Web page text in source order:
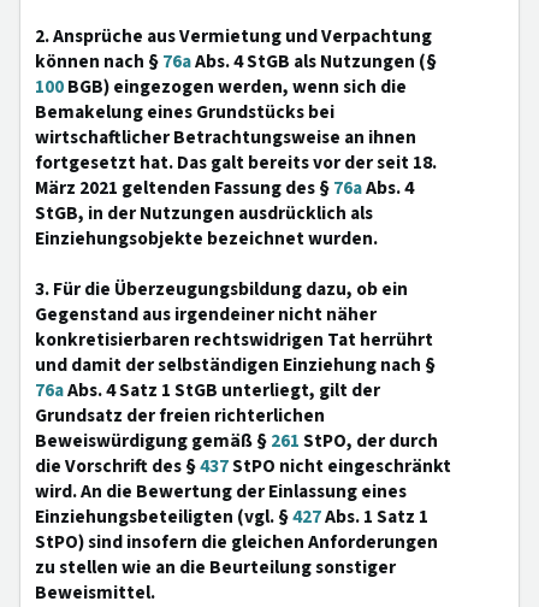
2. Ansprüche aus Vermietung und Verpachtung
können nach §76aAbs. 4 StGB als Nutzungen (§
100BGB) eingezogen werden, wenn sich die
Bemakelung eines Grundstücks bei
wirtschaftlicher Betrachtungsweise an ihnen
fortgesetzt hat. Das galt bereits vor der seit 18.
März 2021 geltenden Fassung des §76aAbs. 4
StGB, in der Nutzungen ausdrücklich als
Einziehungsobjekte bezeichnet wurden.
3. Für die Überzeugungsbildung dazu, ob ein
Gegenstand aus irgendeiner nicht näher
konkretisierbaren rechtswidrigen Tat herrührt
und damit der selbständigen Einziehung nach §
76aAbs. 4 Satz 1 StGB unterliegt, gilt der
Grundsatz der freien richterlichen
Beweiswürdigung gemäß §261StPO, der durch
die Vorschrift des §437StPO nicht eingeschränkt
wird. An die Bewertung der Einlassung eines
Einziehungsbeteiligten (vgl. §427Abs. 1 Satz 1
StPO) sind insofern die gleichen Anforderungen
zu stellen wie an die Beurteilung sonstiger
Beweismittel.